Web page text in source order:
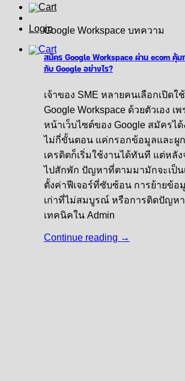
LoginGoogle Workspace บทความ
สมัคร Google Workspace ผ่าน ecom คุ้ม
กับ Google อย่างไร?
เจ้าของ SME หลายคนเลือกเปิดใ
Google Workspace ด้วยตัวเอง เพ
หน้าเว็บไซต์ของ Google สมัครได้
ไม่กี่ขั้นตอน แค่กรอกข้อมูลและผู
เครดิตก็เริ่มใช้งานได้ทันที แต่หลั
ไปสักพัก ปัญหาที่ตามมามักจะเป็น
ตั้งค่าฟีเจอร์ที่ซับซ้อน การย้ายข้อ
เก่าที่ไม่สมบูรณ์ หรือการติดปัญห
เทคนิคใน Admin
Continue reading →